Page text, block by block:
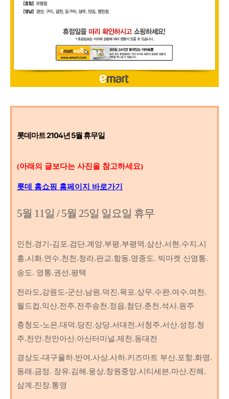
롯데마트 2104년 5월 휴무일
(아래의 글보다는 사진을 참고하세요)
롯데 홈쇼핑 홈페이지 바로가기
5월 11일 / 5월 25일 일요일 휴무
인천.경기-김포.검단.계양.부평.부평역.삼산.서현.수지.시
흥.시화.연수.천천.청라.판교.항동.영종도. 빅마켓 신영통.
송도. 영통.권선.평택
전라도,강원도-군산.남원.덕진.목포.상무.수완.여수.여천.
월드컵.익산.전주.전주송천.정읍.첨단.춘천.석사.원주
충청도-노은.대덕.당진.상당.서대전.서청주.서산.성정.청
주.천안.천안아산.아산터미널.제천.동대전
경상도-대구율하.반여.사상.사하.키즈마트 부산.포항.화명.
동래.금정. 장유.김해.웅상.창원중앙.시티세븐.마산.진해.
삼계.진장.통영